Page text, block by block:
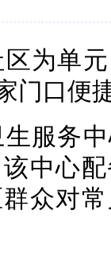
为单
门口便
服务
中心
众对